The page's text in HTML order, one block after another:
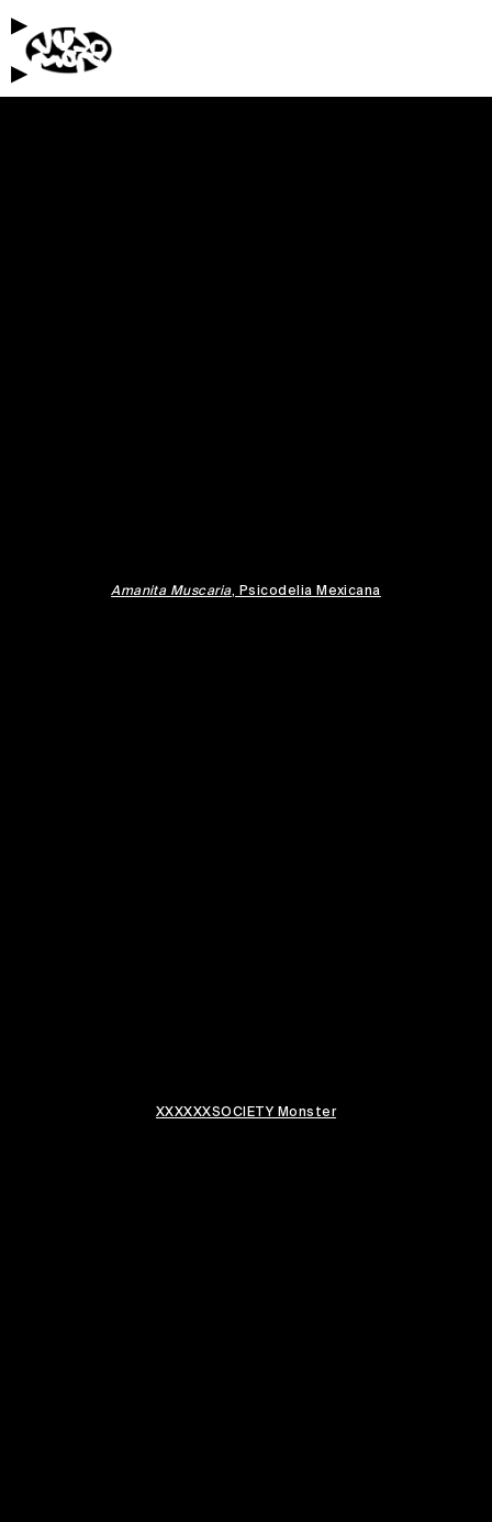
▶
▶
Amanita Muscaria, Psicodelia Mexicana
XXXXXXSOCIETY Monster